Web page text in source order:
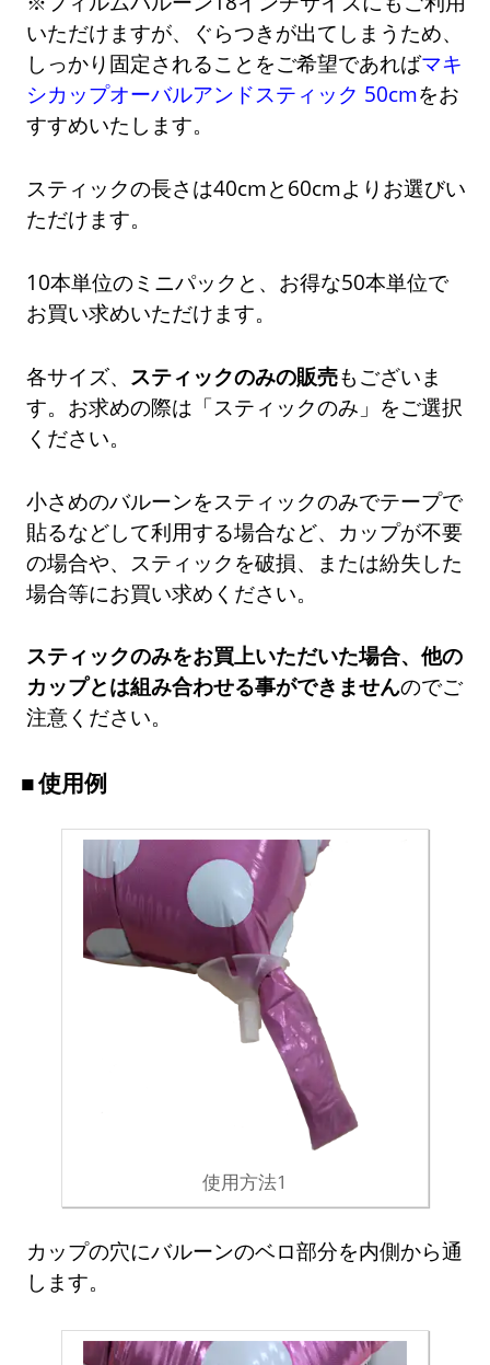
いただけますが、ぐらつきが出てしまうため、
しっかり固定されることをご希望であればマキ
シカップオーバルアンドスティック 50cmをお
すすめいたします。
スティックの長さは40cmと60cmよりお選びい
ただけます。
10本単位のミニパックと、お得な50本単位で
お買い求めいただけます。
各サイズ、 スティックのみの販売もございま
す。お求めの際は「スティックのみ」をご選択
ください。
小さめのバルーンをスティックのみでテープで
貼るなどして利用する場合など、カップが不要
の場合や、スティックを破損、または紛失した
場合等にお買い求めください。
スティックのみをお買上いただいた場合、他の
カップとは組み合わせる事ができませんのでご
注意ください。
使用例
使用方法1
カップの穴にバルーンのベロ部分を内側から通
します。